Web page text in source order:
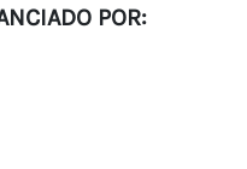
POR: